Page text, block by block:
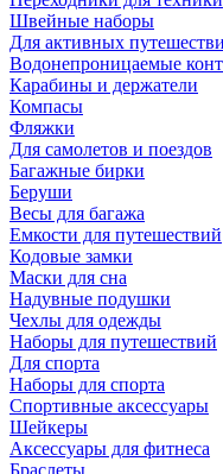
Швейные наборы
Для активных
Водонепроницаемые
Карабины и держатели
Компасы
Фляжки
Для самолетов и поездов
Багажные бирки
Беруши
Весы для багажа
Емкости для путешествий
Кодовые замки
Маски для сна
Надувные подушки
Чехлы для одежды
Наборы для путешествий
Для спорта
Наборы для спорта
Спортивные аксессуары
Шейкеры
Аксессуары для фитнеса
Браслеты